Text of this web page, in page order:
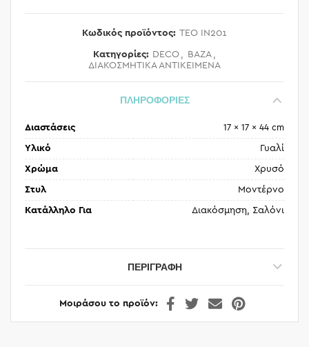
Κωδικός προϊόντος: TEO IN201
Κατηγορίες: DECO ΒΑΖΑ
ΔΙΑΚΟΣΜΗΤΙΚΑ ΑΝΤΙΚΕΙΜΕΝΑ
ΠΛΗΡΟΦΟΡΙΕΣ
Διαστάσεις 17 × 17 × 44 cm
Υλικό Γυαλί
Χρώμα Χρυσό
Στυλ Μοντέρνο
Κατάλληλο Για Διακόσμηση, Σαλόνι
ΠΕΡΙΓΡΑΦΉ
Μοιράσου το προϊόν